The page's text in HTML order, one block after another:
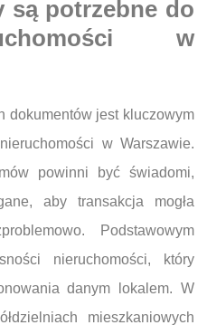
są potrzebne do
w
dokumentów jest kluczowym
w Warszawie.
powinni być świadomi,
aby transakcja mogła
Podstawowym
nieruchomości, który
danym lokalem. W
mieszkaniowych